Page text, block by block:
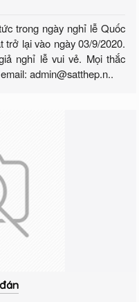
trong ngày nghỉ lễ Quốc
trở lại vào ngày 03/9/2020.
nghỉ lễ vui vẻ. Mọi thắc
admin@satthep.n..